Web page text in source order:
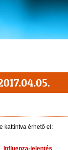
kattintva érhető el:
Influenza-jelentés